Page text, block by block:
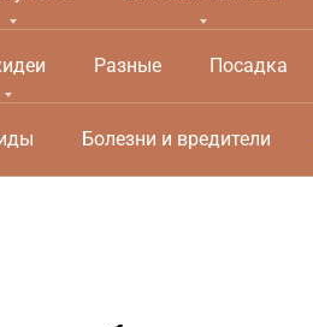
Разные Посадка
Болезни и вредители